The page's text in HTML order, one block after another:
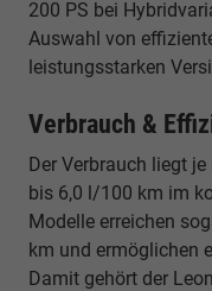
200 PS bei
Auswahl von
leistungsstarken
Verbrauch &
Der Verbrauch liegt
bis 6,0 l/100 km im
Modelle erreichen
km und ermöglichen
Damit gehört der